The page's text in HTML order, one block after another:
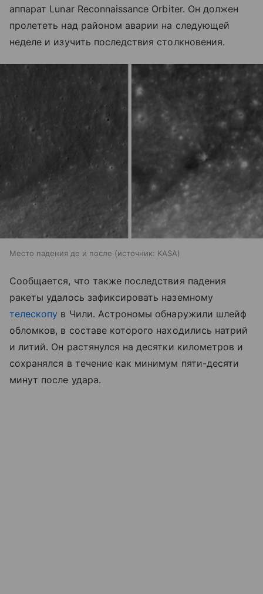
аппарат Lunar Reconnaissance Orbiter. Он должен
пролететь над районом аварии на следующей
неделе и изучить последствия столкновения.
Место падения до и после источник: KASA
Сообщается, что также последствия падения
ракеты удалось зафиксировать наземному
телескопу в Чили. Астрономы обнаружили шлейф
обломков, в составе которого находились натрий
и литий. Он растянулся на десятки километров и
сохранялся в течение как минимум пяти-десяти
минут после удара.